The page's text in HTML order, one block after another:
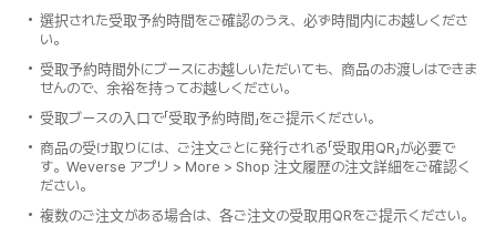
選択された受取予約時間をご確認のうえ、必ず時間内にお越しくださ
い。
受取予約時間外にブースにお越しいただいても、商品のお渡しはできま
せんので、余裕を持ってお越しください。
受取ブースの入口で「受取予約時間」をご提示ください。
商品の受け取りには、ご注文ごとに発行される「受取用QR」が必要で
す。Weverse アプリ > More > Shop 注文履歴の注文詳細をご確認く
ださい。
複数のご注文がある場合は、各ご注文の受取用QRをご提示ください。